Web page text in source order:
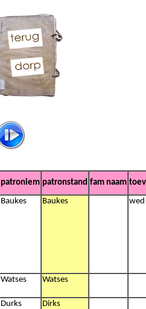
patroniem patronstand fam naam toev
Baukes Baukes wed
Watses Watses
Durks Dirks